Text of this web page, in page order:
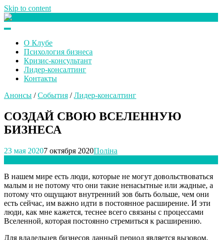
Skip to content
О Клубе
Психология бизнеса
Кризис-консультант
Лидер-консалтинг
Контакты
Анонсы /События /Лидер-консалтинг
СОЗДАЙ СВОЮ ВСЕЛЕННУЮ
БИЗНЕСА
23 мая 20207 октября 2020Поліна
В нашем мире есть люди, которые не могут довольствоваться
малым и не потому что они такие ненасытные или жадные, а
потому что ощущают внутренний зов быть больше, чем они
есть сейчас, им важно идти в постоянное расширение. И эти
люди, как мне кажется, теснее всего связаны с процессами
Вселенной, которая постоянно стремиться к расширению.
Для владельцев бизнесов данный период является вызовом,